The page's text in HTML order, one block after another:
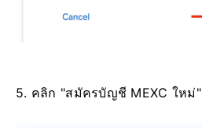
5. คลิก "สมัครบัญชี MEXC ใหม่"